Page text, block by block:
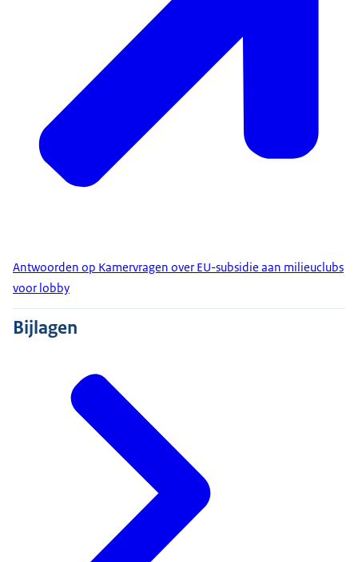
Antwoorden op Kamervragen over EU-subsidie aan milieuclubs
voor lobby
Bijlagen